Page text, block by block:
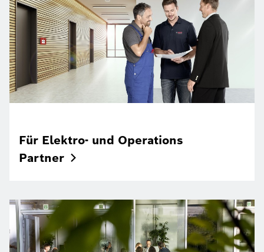
Für Elektro- und Operations
Partner